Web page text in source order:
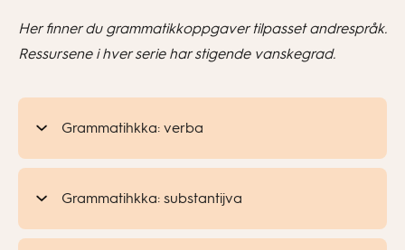
Her finner du grammatikkoppgaver tilpasset andrespråk.
Ressursene i hver serie har stigende vanskegrad.
Grammatihkka: verba
Grammatihkka: substantijva